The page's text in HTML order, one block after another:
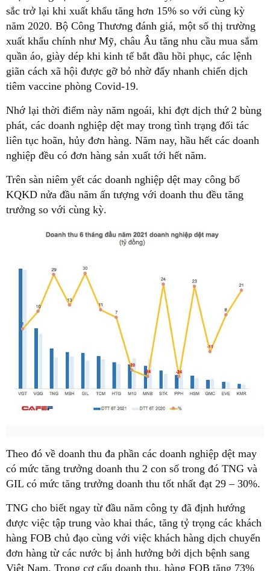
sắc trở lại khi xuất khẩu tăng hơn 15% so với cùng kỳ
năm 2020. Bộ Công Thương đánh giá, một số thị trường
xuất khẩu chính như Mỹ, châu Âu tăng nhu cầu mua sắm
quần áo, giày dép khi kinh tế bắt đầu hồi phục, các lệnh
giãn cách xã hội được gỡ bỏ nhờ đẩy nhanh chiến dịch
tiêm vaccine phòng Covid-19.
Nhớ lại thời điểm này năm ngoái, khi đợt dịch thứ 2 bùng
phát, các doanh nghiệp dệt may trong tình trạng đối tác
liên tục hoãn, hủy đơn hàng. Năm nay, hầu hết các doanh
nghiệp đều có đơn hàng sản xuất tới hết năm.
Trên sàn niêm yết các doanh nghiệp dệt may công bố
KQKD nửa đầu năm ấn tượng với doanh thu đều tăng
trưởng so với cùng kỳ.
Theo đó về doanh thu đa phần các doanh nghiệp dệt may
có mức tăng trưởng doanh thu 2 con số trong đó TNG và
GIL có mức tăng trưởng doanh thu tốt nhất đạt 29 – 30%.
TNG cho biết ngay từ đầu năm công ty đã định hướng
được việc tập trung vào khai thác, tăng tỷ trọng các khách
hàng FOB chủ đạo cùng với việc khách hàng dịch chuyển
đơn hàng từ các nước bị ảnh hưởng bởi dịch bệnh sang
Việt Nam. Trong cơ cấu doanh thu, hàng FOB tăng 73%